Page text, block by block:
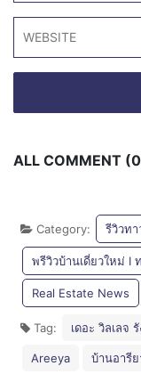
ALL COMMENT
Category: รีวิวท
พรีวิวบ้านเดี่ยวใหม่ I
Real Estate News
Tag: เดอะ วิลเลจ
Areeya บ้านอารีย